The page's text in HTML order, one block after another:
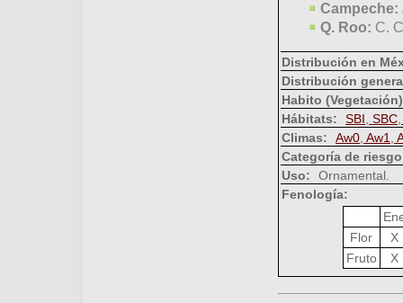
Campeche:
Q. Roo: C.
Distribución en
Distribución
Habito
Hábitats:
SBI, SBC,
Climas:
Aw0, Aw1,
Categoría de
Uso:
Ornamental.
Fenología:
Flor
X
Fruto
X